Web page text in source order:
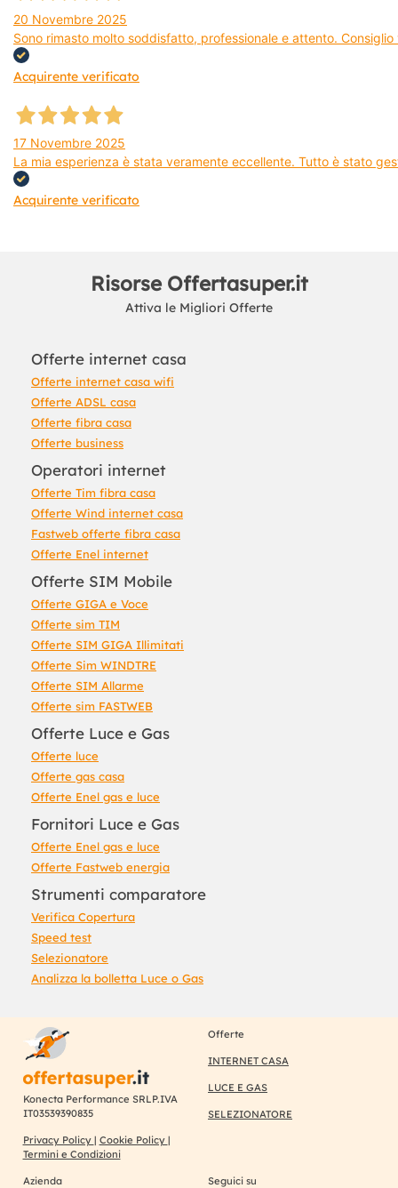
20 Novembre 2025
Sono rimasto molto soddisfatto, professionale e attento.
Acquirente verificato
17 Novembre 2025
La mia esperienza è stata veramente eccellente. Tutto è stato
Acquirente verificato
Risorse Offertasuper.it
Attiva le Migliori Offerte
Offerte internet casa
Offerte internet casa wifi
Offerte ADSL casa
Offerte fibra casa
Offerte business
Operatori internet
Offerte Tim fibra casa
Offerte Wind internet casa
Fastweb offerte fibra casa
Offerte Enel internet
Offerte SIM Mobile
Offerte GIGA e Voce
Offerte sim TIM
Offerte SIM GIGA Illimitati
Offerte Sim WINDTRE
Offerte SIM Allarme
Offerte sim FASTWEB
Offerte Luce e Gas
Offerte luce
Offerte gas casa
Offerte Enel gas e luce
Fornitori Luce e Gas
Offerte Enel gas e luce
Offerte Fastweb energia
Strumenti comparatore
Verifica Copertura
Speed test
Selezionatore
Analizza la bolletta Luce o Gas
Konecta Performance SRLP.IVA
IT03539390835
Privacy Policy | Cookie Policy |
Termini e Condizioni
Offerte
INTERNET CASA
LUCE E GAS
SELEZIONATORE
Azienda Seguici su